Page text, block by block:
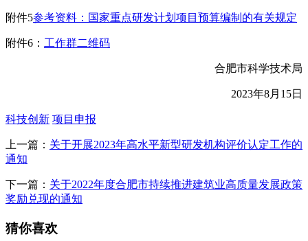
附件5参考资料：国家重点研发计划项目预算编制的有关规定
附件6： 工作群二维码
合肥市科学技术局
2023年8月15日
科技创新 项目申报
上一篇： 关于开展2023年高水平新型研发机构评价认定工作的
通知
下一篇： 关于2022年度合肥市持续推进建筑业高质量发展政策
奖励兑现的通知
猜你喜欢